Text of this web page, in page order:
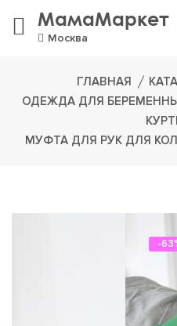
МамаМаркет
Москва
ГЛАВНАЯ
ОДЕЖДА ДЛЯ
МУФТА ДЛЯ РУК ДЛЯ
-